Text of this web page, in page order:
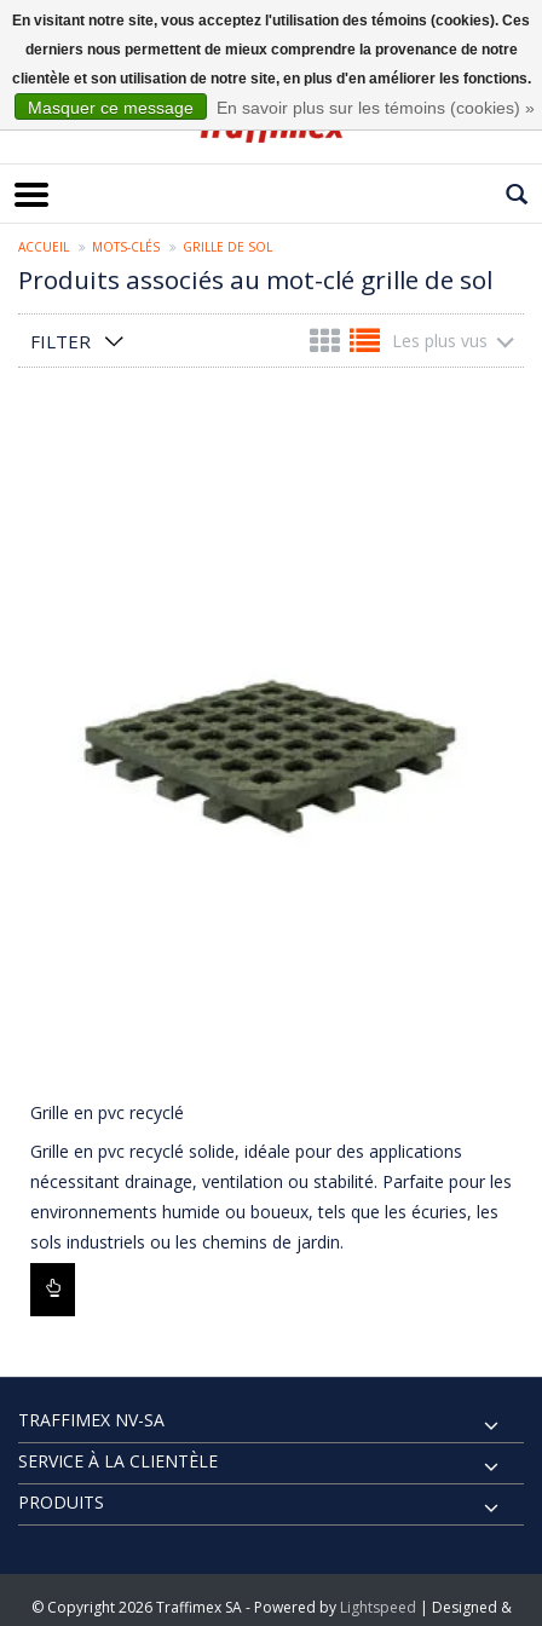
ACCUEIL MOTS-CLÉS GRILLE DE SOL
Produits associés au mot-clé grille de sol
FILTER Les plus vus
Grille en pvc recyclé
Grille en pvc recyclé solide, idéale pour des applications
nécessitant drainage, ventilation ou stabilité. Parfaite pour les
environnements humide ou boueux, tels que les écuries, les
sols industriels ou les chemins de jardin.
TRAFFIMEX NV-SA
SERVICE À LA CLIENTÈLE
PRODUITS
© Copyright 2026 Traffimex SA - Powered by Lightspeed | Designed &
En visitant notre site, vous acceptez l'utilisation des témoins (cookies). Ces
derniers nous permettent de mieux comprendre la provenance de notre
clientèle et son utilisation de notre site, en plus d'en améliorer les fonctions.
Masquer ce message En savoir plus sur les témoins (cookies) »